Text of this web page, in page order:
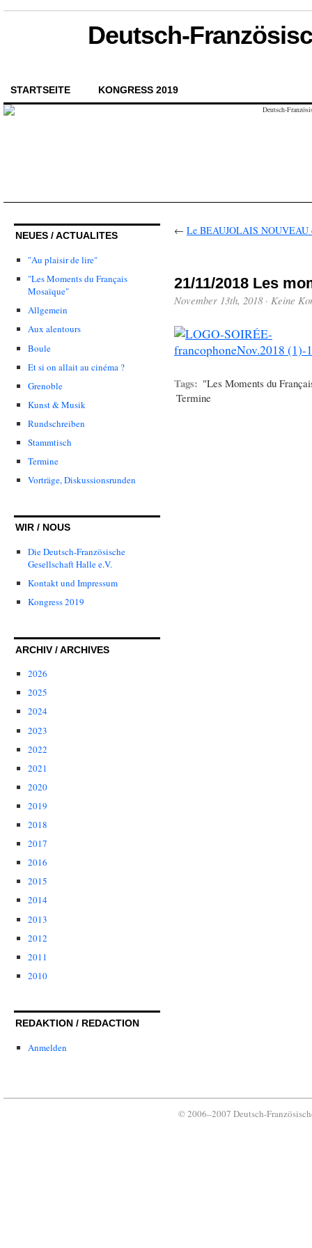
Deutsch-
STARTSEITE KONGRESS 2019
NEUES / ACTUALITES
"Au plaisir de lire"
"Les Moments du Français
Mosaïque"
Allgemein
Aux alentours
Boule
Et si on allait au cinéma ?
Grenoble
Kunst & Musik
Rundschreiben
Stammtisch
Termine
Vorträge, Diskussionsrunden
WIR / NOUS
Die Deutsch-Französische
Gesellschaft Halle e.V.
Kontakt und Impressum
Kongress 2019
ARCHIV / ARCHIVES
2026
2025
2024
2023
2022
2021
2020
2019
2018
2017
2016
2015
2014
2013
2012
2011
2010
REDAKTION / REDACTION
Anmelden
← Le BEAUJOLAIS NOUVEAU
21/11/2018 Les
November 13th, 2018· Keine
Tags: "Les Moments du
Termine
© 2006–2007 Deutsch-